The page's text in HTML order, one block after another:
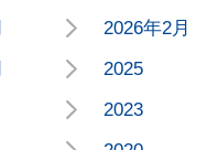
2026年2月
2025
2023